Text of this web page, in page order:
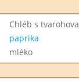
Chléb s
paprika
mléko